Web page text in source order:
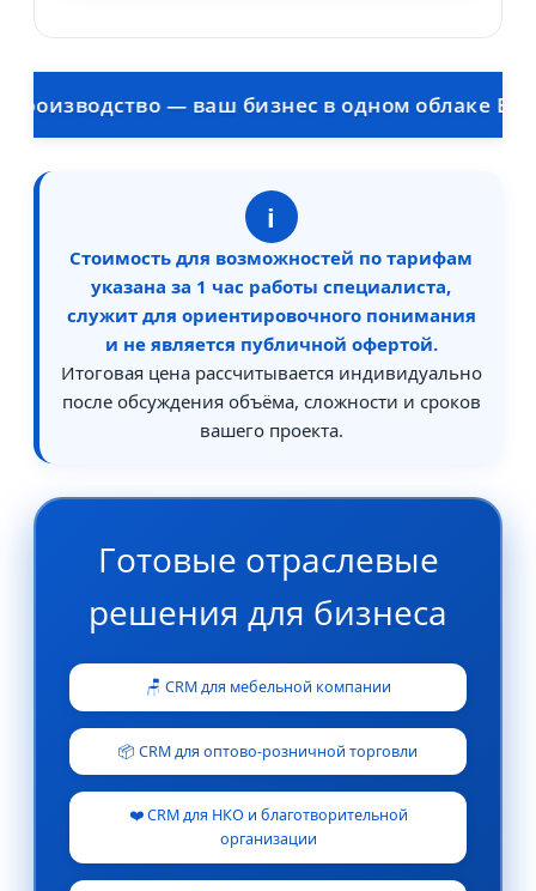
— ваш бизнес в одном облаке
i
Стоимость для возможностей по тарифам
указана за 1 час работы специалиста,
служит для ориентировочного понимания
и не является публичной офертой.
Итоговая цена рассчитывается индивидуально
после обсуждения объёма, сложности и сроков
вашего проекта.
Готовые отраслевые
решения для бизнеса
🪑 CRM для мебельной компании
📦 CRM для оптово-розничной торговли
❤️ CRM для НКО и благотворительной
организации